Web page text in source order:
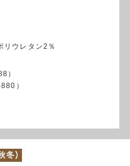
リウレタン2％
）
）